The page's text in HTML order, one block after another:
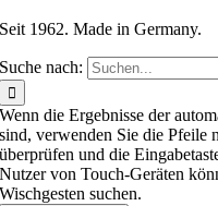
Seit 1962. Made in Germany.
Suche nach:
Wenn die Ergebnisse der
sind, verwenden Sie die Pfeile
überprüfen und die
Nutzer von Touch-Geräten
Wischgesten suchen.